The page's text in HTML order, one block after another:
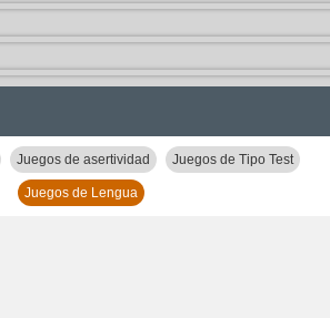
Juegos de asertividad Juegos de Tipo Test
Juegos de Lengua